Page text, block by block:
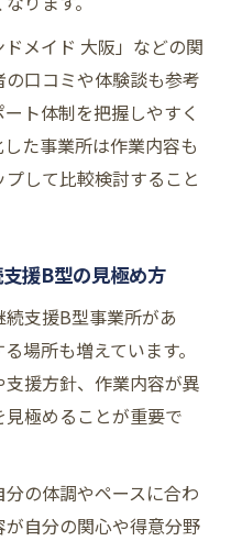
メイド 大阪」などの関
口コミや体験談も参考
ト体制を把握しやすく
た事業所は作業内容も
して比較検討すること
援B型の見極め方
支援B型事業所があ
場所も増えています。
援方針、作業内容が異
極めることが重要で
の体調やペースに合わ
自分の関心や得意分野